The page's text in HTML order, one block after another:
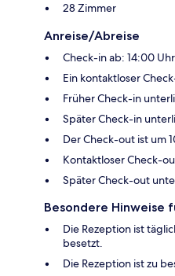
28 Zimmer
Anreise/Abreise
Check-in ab: 14:00
Ein kontaktloser
Früher Check-in
Später Check-in
Der Check-out ist um
Kontaktloser Check-
Später Check-out
Besondere Hinweise
Die Rezeption ist
besetzt.
Die Rezeption ist zu